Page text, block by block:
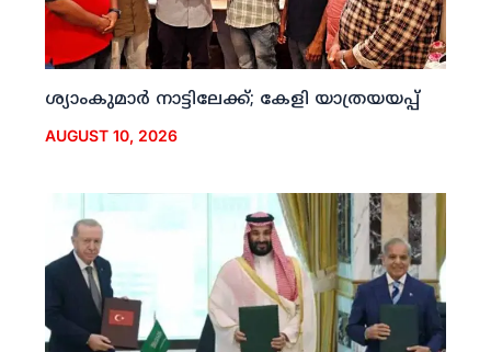
ശ്യാംകുമാര്‍ നാട്ടിലേക്ക്; കേളി യാത്രയയപ്പ്
AUGUST 10, 2026